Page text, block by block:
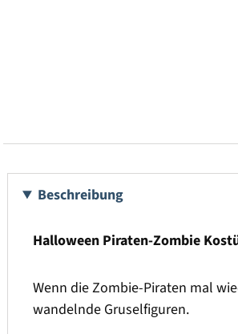
Beschreibung
Halloween Piraten-Zombie
Wenn die Zombie-Piraten mal
wandelnde Gruselfiguren.